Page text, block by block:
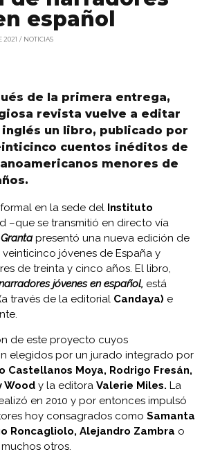
español
2021 NOTICIAS
de la primera entrega,
revista vuelve a editar
inglés un libro, publicado por
cuentos inéditos de
menores de
en la sede del Instituto
–que se transmitió en directo vía
Grantapresentó una nueva edición de
jóvenes de España y
de treinta y cinco años. El libro,
jóvenes en español, está
través de la editorial Candaya) e
de este proyecto cuyos
elegidos por un jurado integrado por
Castellanos Moya, Rodrigo Fresán,
Wood y la editora Valerie Miles. La
en 2010 y por entonces impulsó
hoy consagrados como Samanta
Roncagliolo, Alejandro Zambra o
otros.